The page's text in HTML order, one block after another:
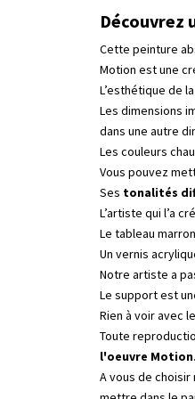
Découvrez
Cette peinture
Motion est une
L’esthétique de
Les dimensions
dans une autre
Les couleurs
Vous pouvez
Ses tonalités
L’artiste qui l’a
Le tableau
Un vernis
Notre artiste a
Le support est
Rien à voir avec
Toute
l'oeuvre Motion.
A vous de choisir